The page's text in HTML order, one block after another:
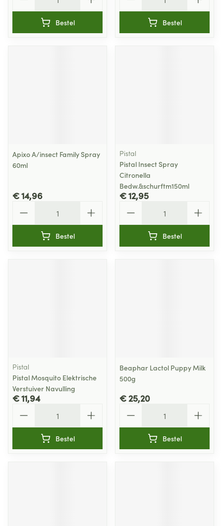
Bestel Bestel
Apixo A/insect Family Spray
60ml
€ 14,96
Bestel
Pistal
Pistal Insect Spray
Citronella
Bedw.&schurftm150ml
€ 12,95
Bestel
Pistal
Pistal Mosquito Elektrische
Verstuiver Navulling
€ 11,94
Bestel
Beaphar Lactol Puppy Milk
500g
€ 25,20
Bestel